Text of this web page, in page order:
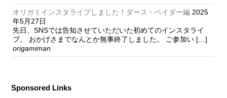
オリガミインスタライブしました！ダース・ベイダー編 2025
年5月27日
先日、SNSでは告知させていただいた初めてのインスタライ
ブ。 おかげさまでなんとか無事終了しました。 ご参加い […]
origamiman
Sponsored Links